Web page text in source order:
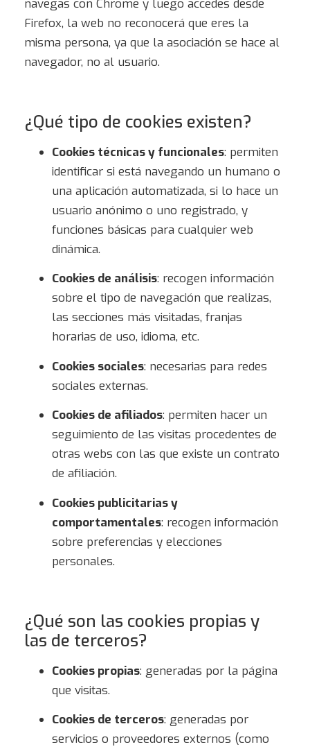
navegas con Chrome y luego accedes desde
Firefox, la web no reconocerá que eres la
misma persona, ya que la asociación se hace al
navegador, no al usuario.
¿Qué tipo de cookies existen?
Cookies técnicas y funcionales: permiten
identificar si está navegando un humano o
una aplicación automatizada, si lo hace un
usuario anónimo o uno registrado, y
funciones básicas para cualquier web
dinámica.
Cookies de análisis: recogen información
sobre el tipo de navegación que realizas,
las secciones más visitadas, franjas
horarias de uso, idioma, etc.
Cookies sociales: necesarias para redes
sociales externas.
Cookies de afiliados: permiten hacer un
seguimiento de las visitas procedentes de
otras webs con las que existe un contrato
de afiliación.
Cookies publicitarias y
comportamentales: recogen información
sobre preferencias y elecciones
personales.
¿Qué son las cookies propias y
las de terceros?
Cookies propias: generadas por la página
que visitas.
Cookies de terceros: generadas por
servicios o proveedores externos (como